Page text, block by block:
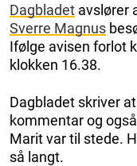
Dagbladet avslører
Sverre Magnus
Ifølge avisen forlot
klokken 16.38.
Dagbladet skriver
kommentar og
Marit var til stede.
så langt.